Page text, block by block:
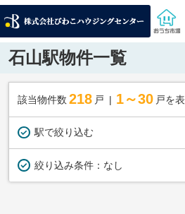
石山駅物件一覧
該当物件数 218 戸 1～30 戸を
駅で絞り込む
絞り込み条件： なし